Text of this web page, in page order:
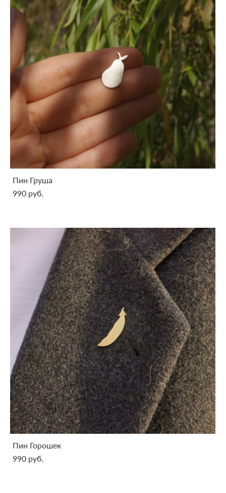
Пин Груша
990 pуб.
Пин Горошек
990 pуб.